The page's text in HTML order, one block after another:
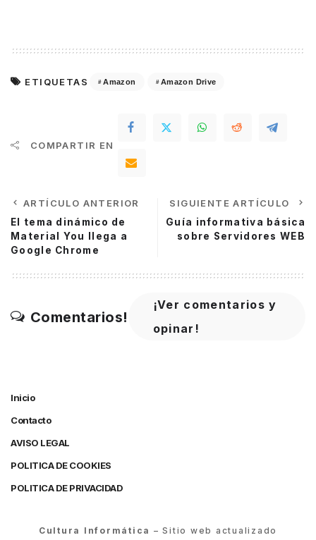
ETIQUETAS Amazon Amazon Drive
COMPARTIR EN
ARTÍCULO ANTERIOR
El tema dinámico de
Material You llega a
Google Chrome
SIGUIENTE ARTÍCULO
Guía informativa básica
sobre Servidores WEB
Comentarios!
¡Ver comentarios y
opinar!
Inicio
Contacto
AVISO LEGAL
POLITICA DE COOKIES
POLITICA DE PRIVACIDAD
Cultura Informática – Sitio web actualizado